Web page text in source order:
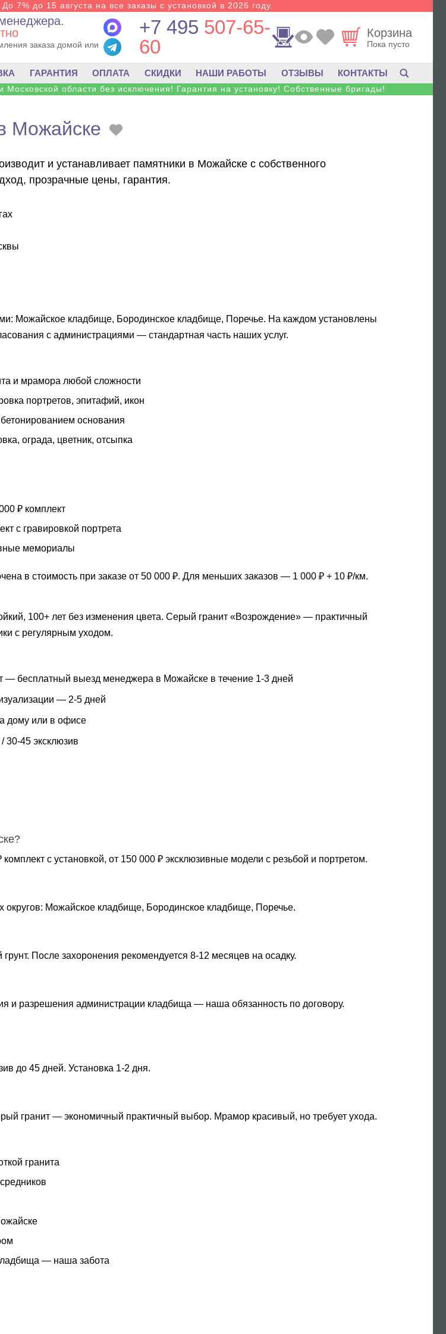
7% до 15 августа на все заказы с установкой в 2026 году.
заказа домой или
+7 495 507-65-
60
Корзина
Пока пусто
ГАРАНТИЯ ОПЛАТА СКИДКИ НАШИ РАБОТЫ ОТЗЫВЫ КОНТАКТЫ
области без исключения! Гарантия на установку! Собственные бригады!
Можайске
и устанавливает памятники в Можайске с собственного
прозрачные цены, гарантия.
Можайское кладбище, Бородинское кладбище, Поречье. На каждом установлены
с администрациями — стандартная часть наших услуг.
и мрамора любой сложности
портретов, эпитафий, икон
основания
ограда, цветник, отсыпка
₽ комплект
с гравировкой портрета
мемориалы
в стоимость при заказе от 50 000 ₽. Для меньших заказов — 1 000 ₽ + 10 ₽/км.
100+ лет без изменения цвета. Серый гранит «Возрождение» — практичный
с регулярным уходом.
— бесплатный выезд менеджера в Можайске в течение 1-3 дней
— 2-5 дней
дому или в офисе
30-45 эксклюзив
с установкой, от 150 000 ₽ эксклюзивные модели с резьбой и портретом.
округов: Можайское кладбище, Бородинское кладбище, Поречье.
После захоронения рекомендуется 8-12 месяцев на осадку.
и разрешения администрации кладбища — наша обязанность по договору.
до 45 дней. Установка 1-2 дня.
гранит — экономичный практичный выбор. Мрамор красивый, но требует ухода.
гранита
— наша забота